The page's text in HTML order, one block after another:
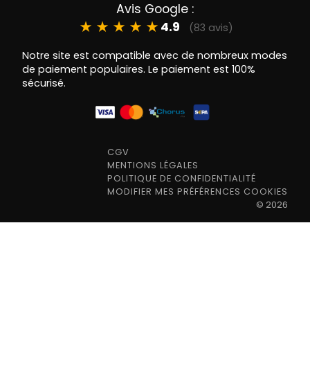
Avis Google :
★ ★ ★ ★ ★ 4.9
(83 avis)
Notre site est compatible avec de nombreux modes
de paiement populaires. Le paiement est 100%
sécurisé.
CGV
MENTIONS LÉGALES
POLITIQUE DE CONFIDENTIALITÉ
MODIFIER MES PRÉFÉRENCES COOKIES
© 2026